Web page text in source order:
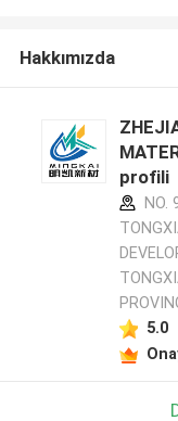
Hakkımızda
profili
NO.
5.0